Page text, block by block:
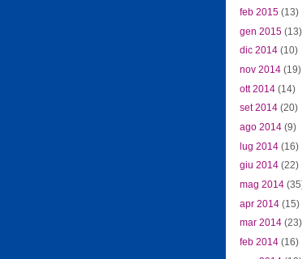
feb 2015 (13)
gen 2015 (13)
dic 2014 (10)
nov 2014 (19)
ott 2014 (14)
set 2014 (20)
ago 2014 (9)
lug 2014 (16)
giu 2014 (22)
mag 2014
apr 2014 (15)
mar 2014 (23)
feb 2014 (16)